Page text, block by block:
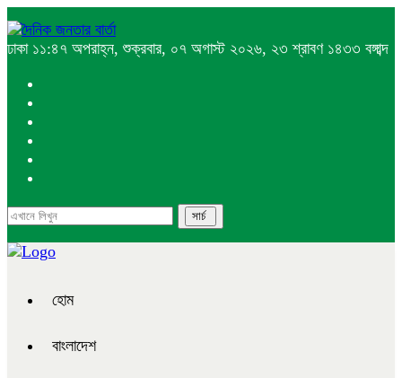
ঢাকা ১১:৪৭ অপরাহ্ন, শুক্রবার, ০৭ অগাস্ট ২০২৬, ২৩ শ্রাবণ ১৪৩৩ বঙ্গাব্দ
হোম
বাংলাদেশ